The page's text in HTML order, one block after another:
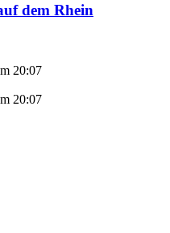
dem Rhein
20:07
20:07